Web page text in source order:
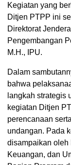
Kegiatan yang
Ditjen PTPP ini
Direktorat
Pengembangan
M.H., IPU.
Dalam
bahwa
langkah strategis
kegiatan Ditjen
perencanaan
undangan. Pada
disampaikan
Keuangan, dan